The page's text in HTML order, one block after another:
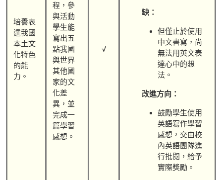
培養表
達我國
本土文
化特色
的能
力。
程，參
與活動
學生能
寫出五
點我國
與世界
其他國
家的文
化差
異，並
完成一
篇學習
感想。
√
缺：
但僅止於使用
中文書寫，尚
無法用英文表
達心中的想
法。
改進方向：
鼓勵學生使用
英語寫作學習
感想，交由校
內英語團隊進
行批閱，給予
實際獎勵。